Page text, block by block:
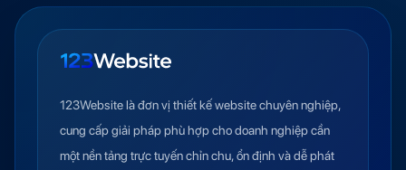
123Website là đơn vị thiết kế website chuyên nghiệp,
cung cấp giải pháp phù hợp cho doanh nghiệp cần
một nền tảng trực tuyến chỉn chu, ổn định và dễ phát